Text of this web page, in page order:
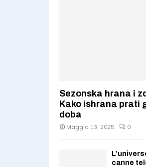
Sezonska hrana i
Kako ishrana prati
doba
Maggio 13, 2025 0
canne